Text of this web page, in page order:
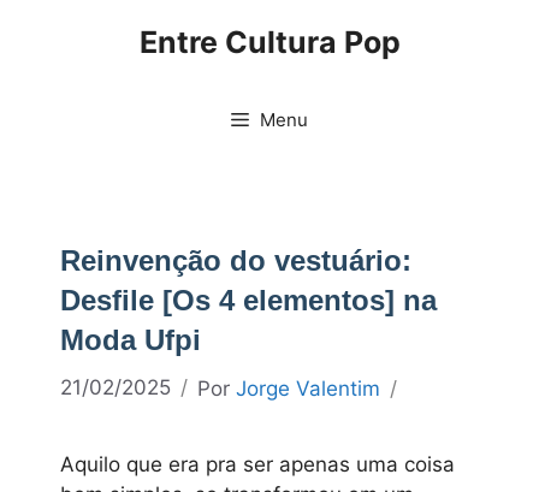
Entre Cultura Pop
Menu
Reinvenção do vestuário:
Desfile [Os 4 elementos] na
Moda Ufpi
21/02/2025 Por Jorge Valentim
Aquilo que era pra ser apenas uma coisa